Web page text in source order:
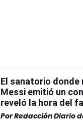
El sanatorio donde
Messi emitió un
reveló la hora del
PorRedacción Diario